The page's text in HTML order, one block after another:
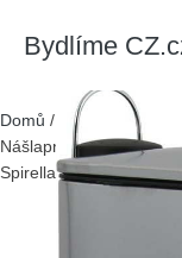
Bydlíme
Domů / Produkty />
Nášlapný ocelový
Spirella